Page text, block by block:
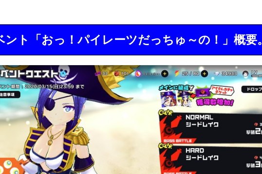
ント「おっ！パイレーツだっちゅ～の！」概要。